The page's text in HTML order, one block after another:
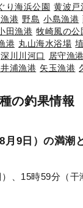
り海浜公園 黄波戸
港 野島 小島漁港
田漁港 牧崎風の公
港 丸山海水浴場
深川川河口 居守漁港
浦漁港 矢玉漁港
の釣果情報
月9日）の満潮
、15時59分（干